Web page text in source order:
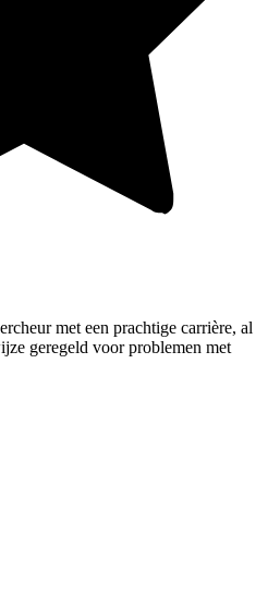
met een prachtige carrière, al
geregeld voor problemen met